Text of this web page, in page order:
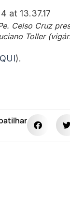
Celso Cruz
Toller
).